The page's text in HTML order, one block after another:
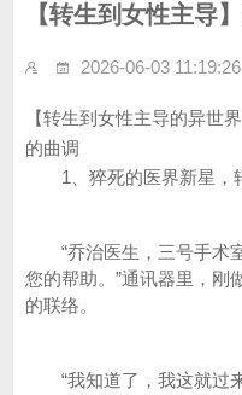
【转生到女性主导
2026-06-03 11:19:26
【转生到女性主导的异世
的曲调
1、猝死的医界新星，
“乔治医生，三号手术
您的帮助。”通讯器里，刚
的联络。
“我知道了，我这就过来